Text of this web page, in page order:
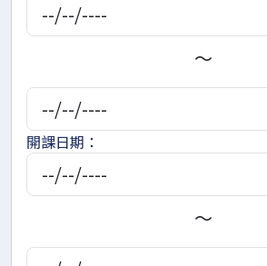
～
開課日期：
～